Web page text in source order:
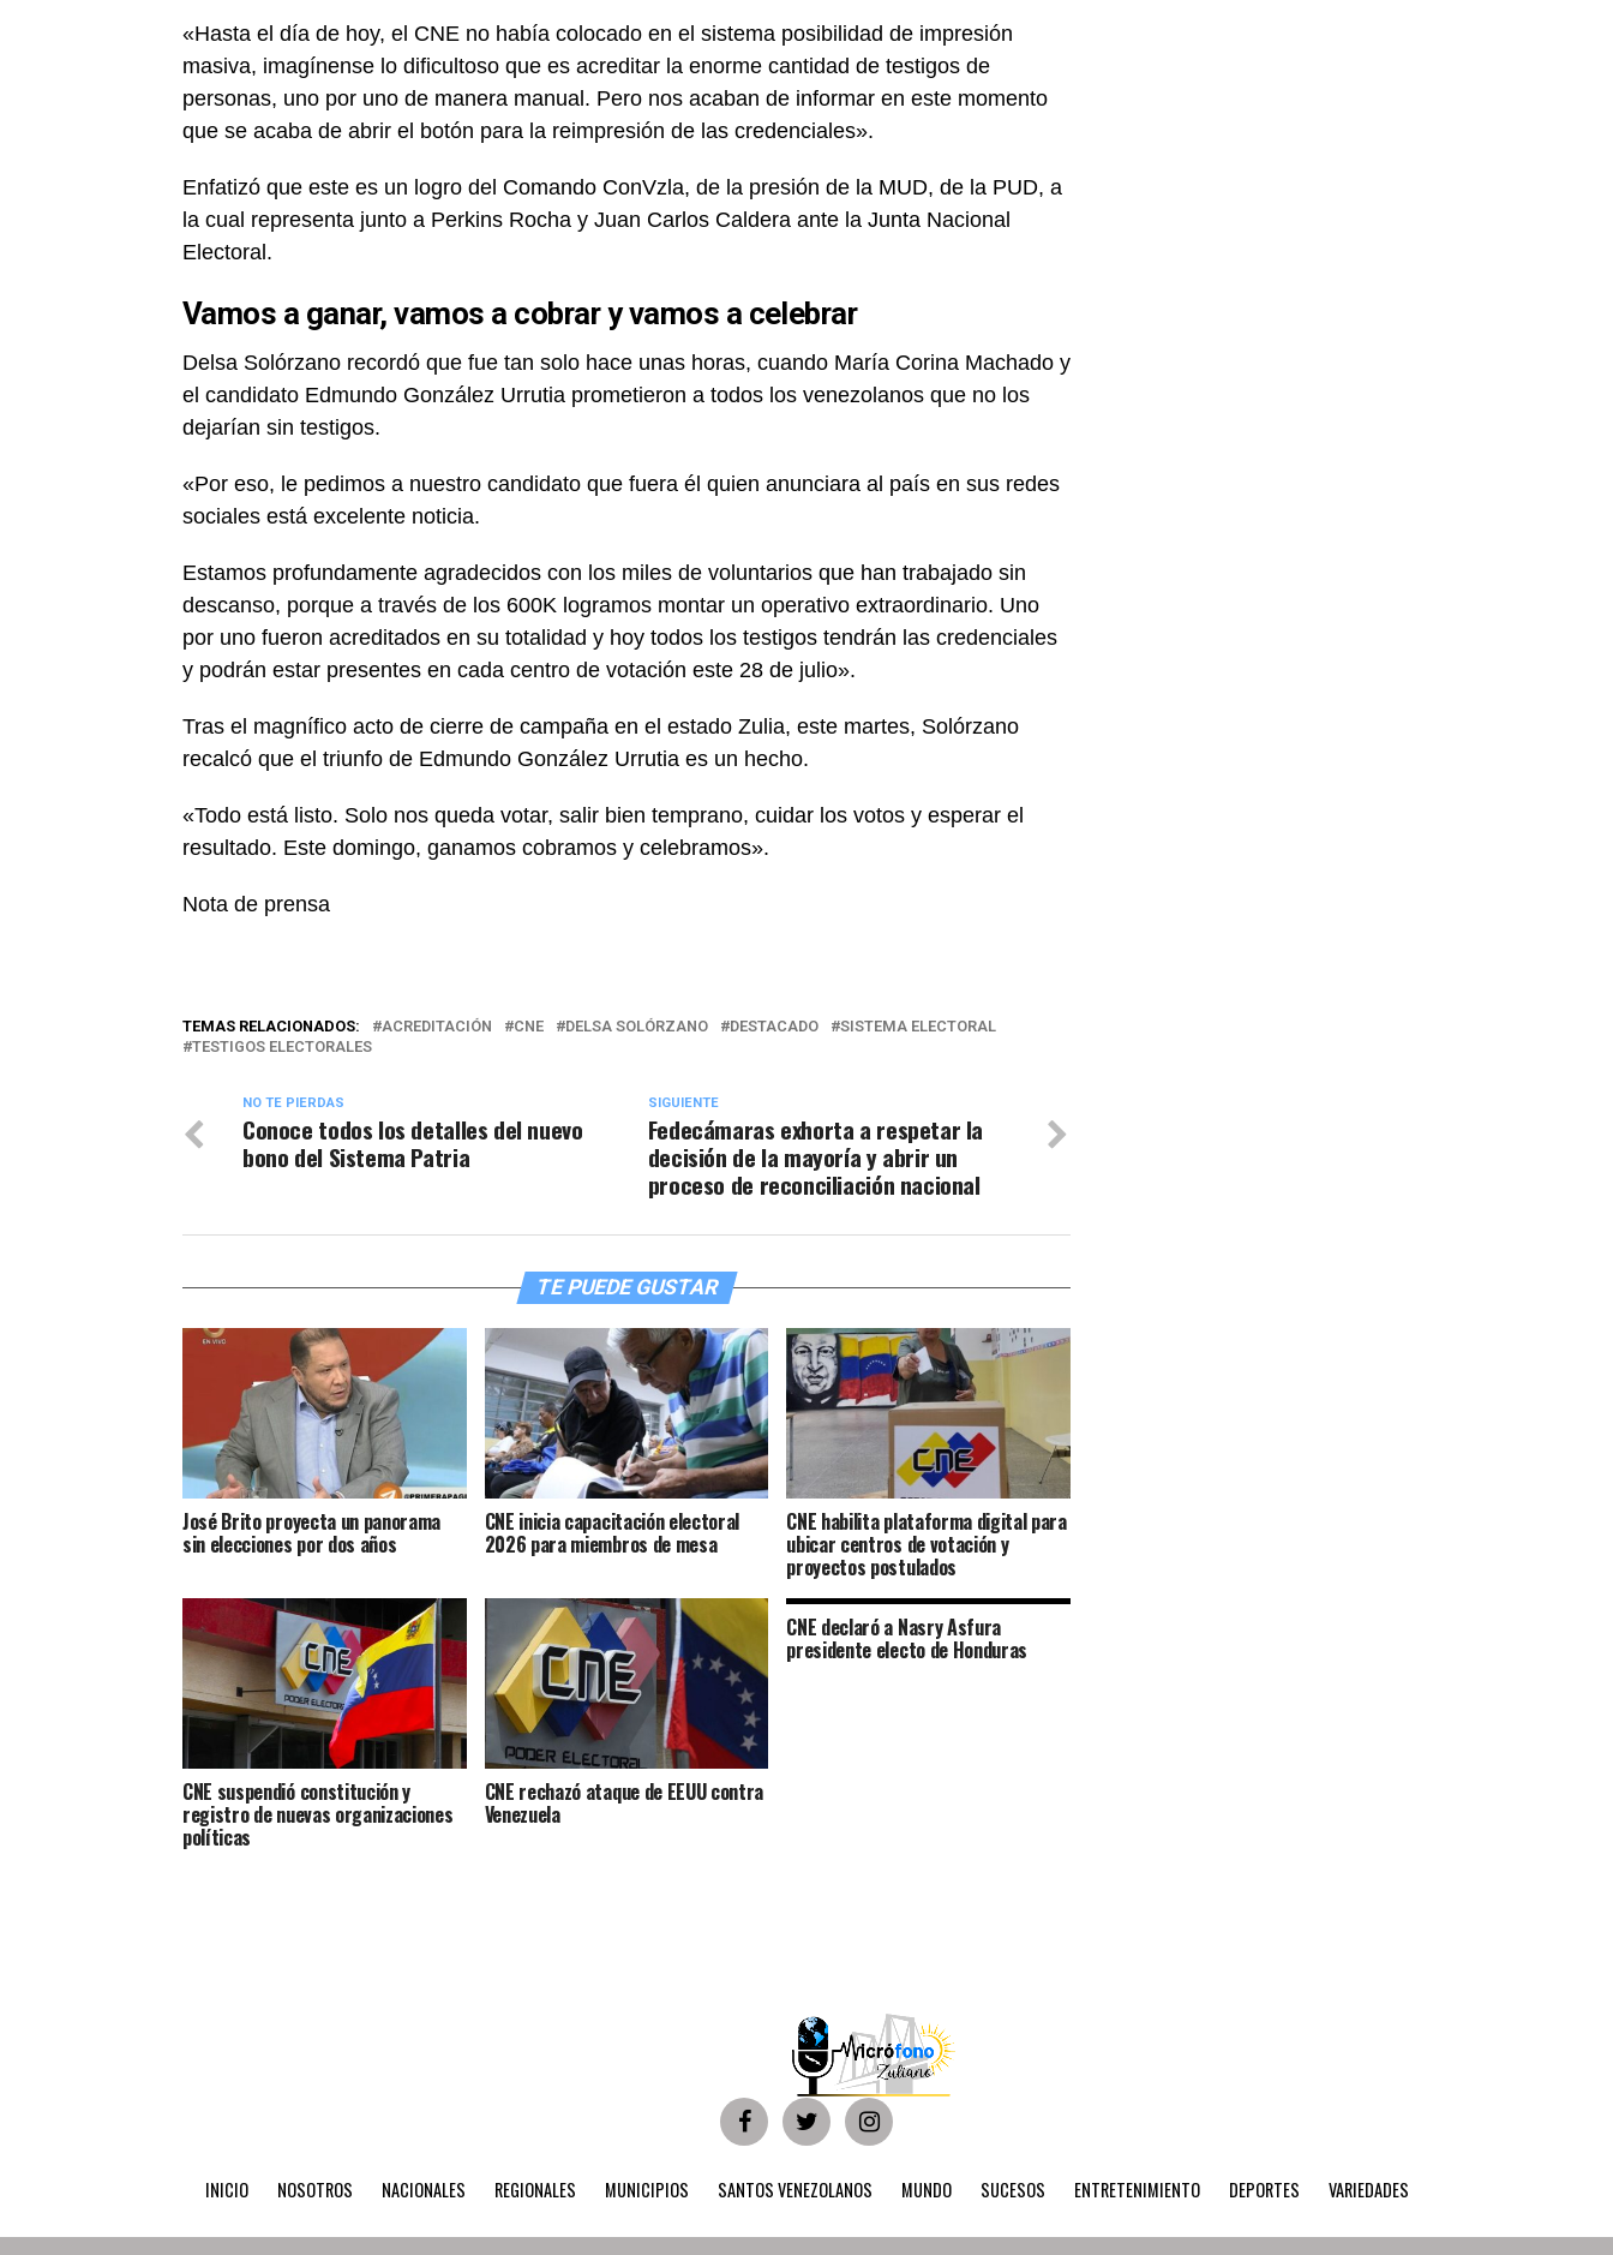
«Hasta el día de hoy, el CNE no había colocado en el sistema posibilidad de impresión
masiva, imagínense lo dificultoso que es acreditar la enorme cantidad de testigos de
personas, uno por uno de manera manual. Pero nos acaban de informar en este momento
que se acaba de abrir el botón para la reimpresión de las credenciales».
Enfatizó que este es un logro del Comando ConVzla, de la presión de la MUD, de la PUD, a
la cual representa junto a Perkins Rocha y Juan Carlos Caldera ante la Junta Nacional
Electoral.
Vamos a ganar, vamos a cobrar y vamos a celebrar
Delsa Solórzano recordó que fue tan solo hace unas horas, cuando María Corina Machado y
el candidato Edmundo González Urrutia prometieron a todos los venezolanos que no los
dejarían sin testigos.
«Por eso, le pedimos a nuestro candidato que fuera él quien anunciara al país en sus redes
sociales está excelente noticia.
Estamos profundamente agradecidos con los miles de voluntarios que han trabajado sin
descanso, porque a través de los 600K logramos montar un operativo extraordinario. Uno
por uno fueron acreditados en su totalidad y hoy todos los testigos tendrán las credenciales
y podrán estar presentes en cada centro de votación este 28 de julio».
Tras el magnífico acto de cierre de campaña en el estado Zulia, este martes, Solórzano
recalcó que el triunfo de Edmundo González Urrutia es un hecho.
«Todo está listo. Solo nos queda votar, salir bien temprano, cuidar los votos y esperar el
resultado. Este domingo, ganamos cobramos y celebramos».
Nota de prensa
TEMAS RELACIONADOS: ACREDITACIÓN CNE DELSA SOLÓRZANO DESTACADO
SISTEMA ELECTORAL
TESTIGOS ELECTORALES
SIGUIENTE
Fedecámaras exhorta a respetar la
decisión de la mayoría y abrir un
proceso de reconciliación nacional
NO TE PIERDAS
Conoce todos los detalles del nuevo
bono del Sistema Patria
TE PUEDE GUSTAR
José Brito proyecta un panorama
sin elecciones por dos años
CNE inicia capacitación electoral
2026 para miembros de mesa
CNE habilita plataforma digital para
ubicar centros de votación y
proyectos postulados
CNE suspendió constitución y
registro de nuevas organizaciones
políticas
CNE rechazó ataque de EEUU contra
Venezuela
CNE declaró a Nasry Asfura
presidente electo de Honduras
INICIO NOSOTROS NACIONALES REGIONALES MUNICIPIOS SANTOS VENEZOLANOS MUNDO SUCESOS ENTRETENIMIENTO DEPORTES VARIEDADES